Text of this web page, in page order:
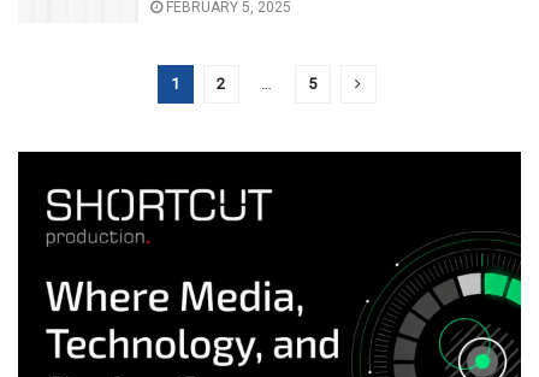
FEBRUARY 5, 2025
1 2 … 5